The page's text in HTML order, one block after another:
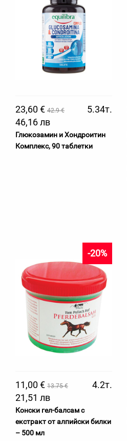
23,60 € 42.9 €
5.34т.
46,16 лв
Глюкозамин и Хондроитин
Комплекс, 90 таблетки
11,00 € 13.75 €
-20%
4.2т.
21,51 лв
Конски гел-балсам с
екстракт от алпийски билки
– 500 мл